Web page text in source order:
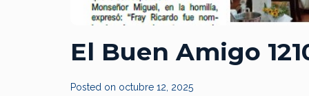
El Buen Amigo
Posted on octubre 12, 2025